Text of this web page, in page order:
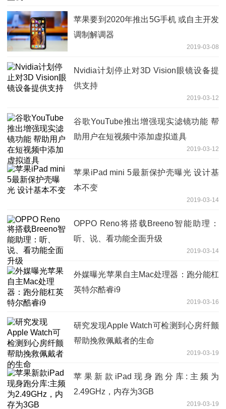
苹果要到2020年推出5G手机 或自主开发
调制解调器
2019-03-08
Nvidia计划停止对3D Vision眼镜设备提
供支持
2019-03-12
谷歌YouTube推出增强现实滤镜功能 帮
助用户在短视频中添加虚拟道具
2019-03-12
苹果iPad mini 5最新保护壳曝光 设计基
本不变
2019-03-14
OPPO Reno将搭载Breeno智能助理：
听、说、看功能全面升级
2019-03-14
外媒曝光苹果自主Mac处理器：跑分能杠
英特尔酷睿i9
2019-03-16
研究发现Apple Watch可检测到心房纤颤
帮助挽救佩戴者的生命
2019-03-19
苹果新款iPad现身跑分库:主频为
2.49GHz，内存为3GB
2019-03-19